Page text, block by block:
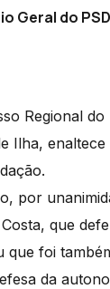
Geral do
Regional
Ilha,
por
que
foi
da